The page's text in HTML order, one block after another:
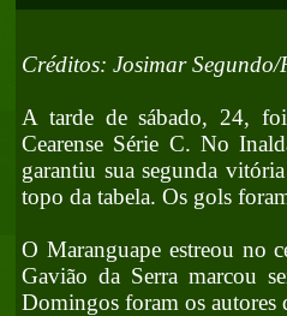
Créditos: Josimar
A tarde de sábado, 24,
Cearense Série C. No
garantiu sua segunda
topo da tabela. Os gols
O Maranguape estreou no
Gavião da Serra marcou
Domingos foram os autores